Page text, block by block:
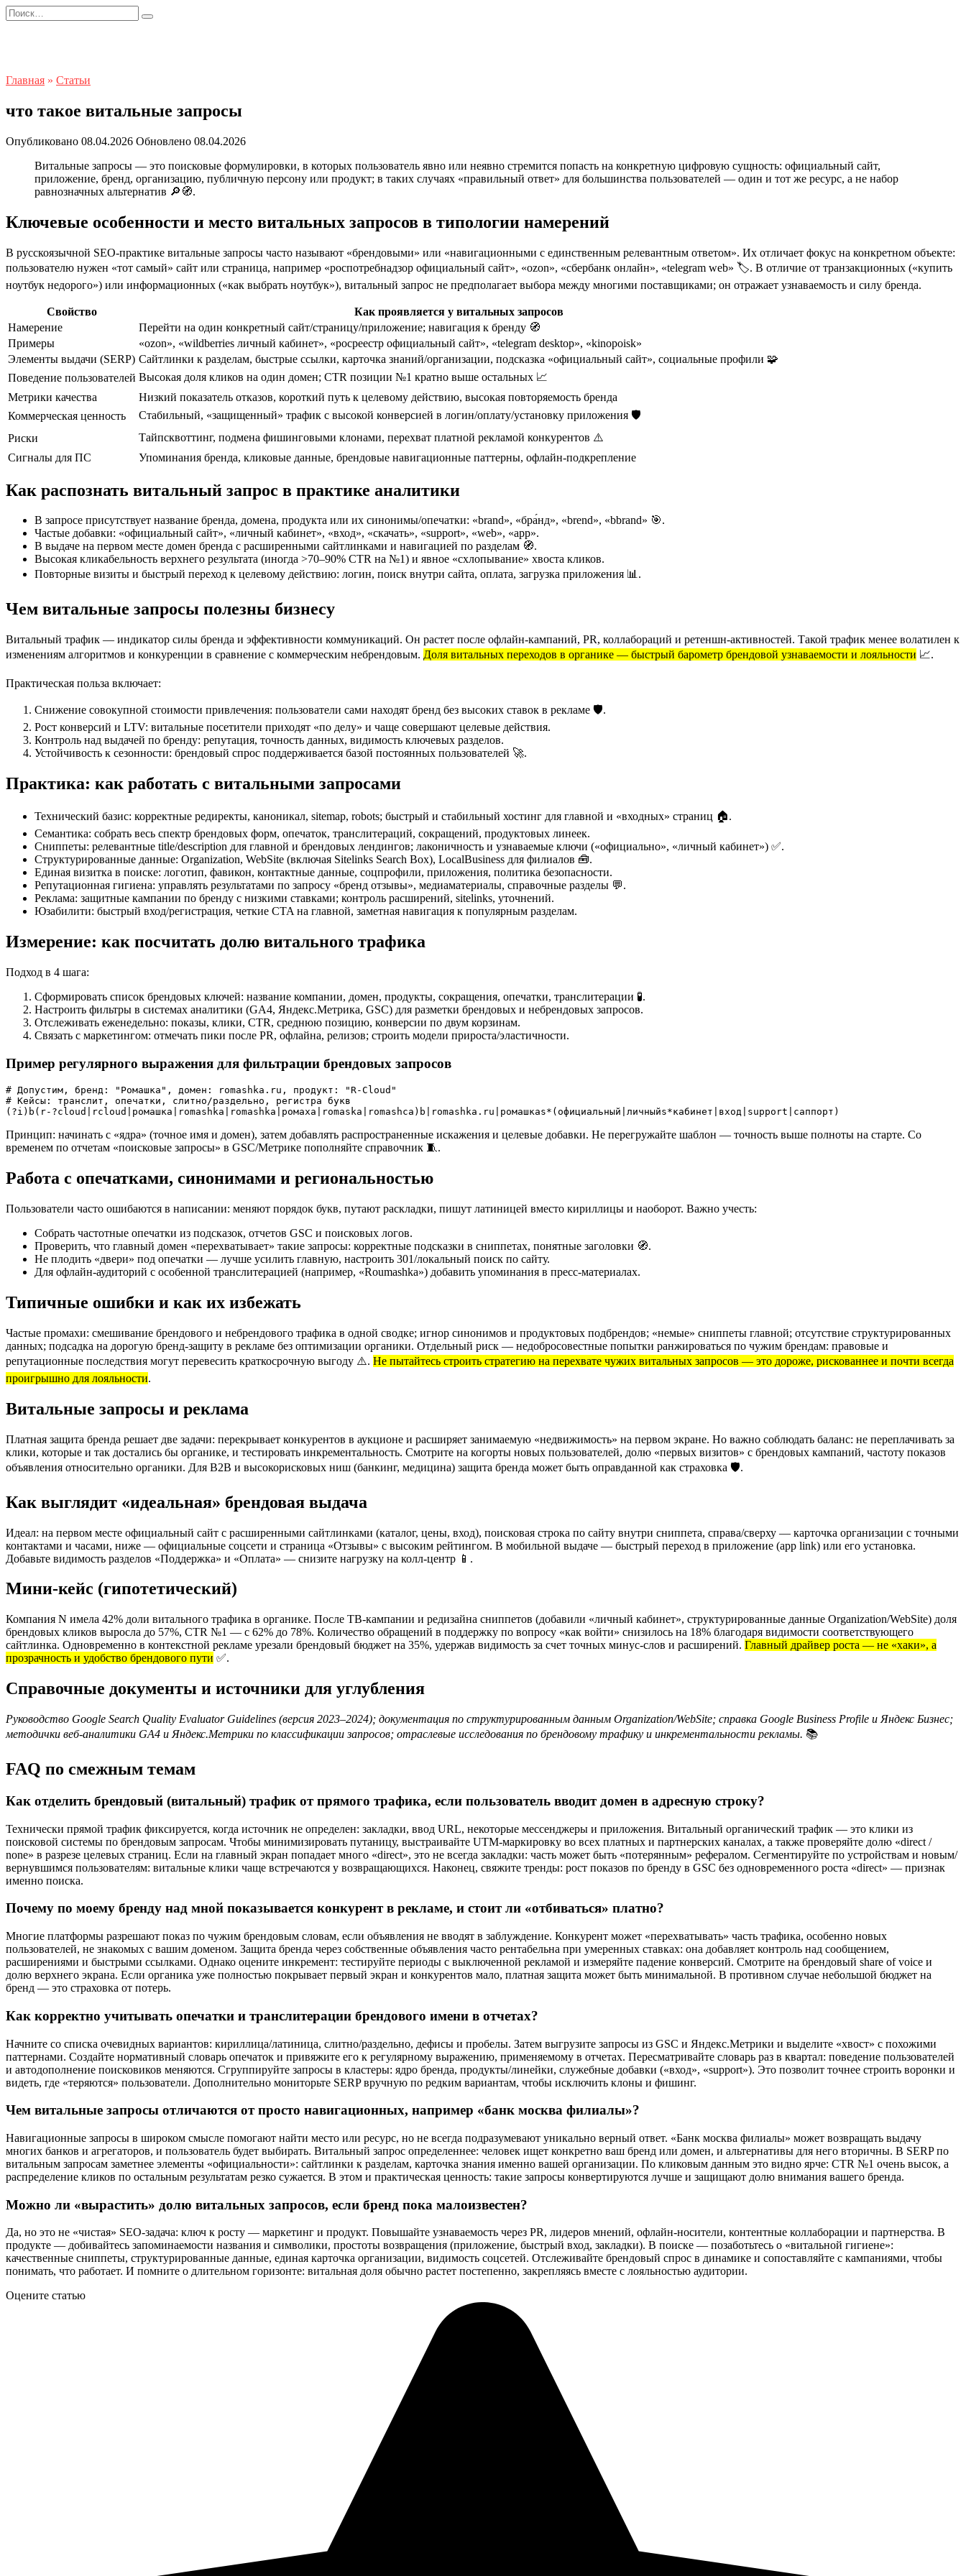
Перейти
к
Search
for:
Главная » Статьи
что такое витальные запросы
Опубликовано 08.04.2026 Обновлено 08.04.2026
Витальные запросы — это поисковые формулировки, в которых пользователь явно или неявно стремится попасть на конкретную цифровую сущность: официальный сайт,
приложение, бренд, организацию, публичную персону или продукт; в таких случаях «правильный ответ» для большинства пользователей — один и тот же ресурс, а не набор
равнозначных альтернатив 🔎🧭.
Ключевые особенности и место витальных запросов в типологии намерений
В русскоязычной SEO-практике витальные запросы часто называют «брендовыми» или «навигационными с единственным релевантным ответом». Их отличает фокус на конкретном объекте:
пользователю нужен «тот самый» сайт или страница, например «роспотребнадзор официальный сайт», «ozon», «сбербанк онлайн», «telegram web» 🏷️. В отличие от транзакционных («купить
ноутбук недорого») или информационных («как выбрать ноутбук»), витальный запрос не предполагает выбора между многими поставщиками; он отражает узнаваемость и силу бренда.
Свойство
Как проявляется у витальных запросов
Намерение
Перейти на один конкретный сайт/страницу/приложение; навигация к бренду 🧭
Примеры
«ozon», «wildberries личный кабинет», «росреестр официальный сайт», «telegram desktop», «kinopoisk»
Элементы выдачи (SERP) Сайтлинки к разделам, быстрые ссылки, карточка знаний/организации, подсказка «официальный сайт», социальные профили 🧩
Поведение пользователей Высокая доля кликов на один домен; CTR позиции №1 кратно выше остальных 📈
Метрики качества
Низкий показатель отказов, короткий путь к целевому действию, высокая повторяемость бренда
Коммерческая ценность
Стабильный, «защищенный» трафик с высокой конверсией в логин/оплату/установку приложения 🛡️
Риски
Тайпсквоттинг, подмена фишинговыми клонами, перехват платной рекламой конкурентов ⚠️
Сигналы для ПС
Упоминания бренда, кликовые данные, брендовые навигационные паттерны, офлайн-подкрепление
Как распознать витальный запрос в практике аналитики
В запросе присутствует название бренда, домена, продукта или их синонимы/опечатки: «brand», «бра́нд», «brend», «bbrand» 🎯.
Частые добавки: «официальный сайт», «личный кабинет», «вход», «скачать», «support», «web», «app».
В выдаче на первом месте домен бренда с расширенными сайтлинками и навигацией по разделам 🧭.
Высокая кликабельность верхнего результата (иногда >70–90% CTR на №1) и явное «схлопывание» хвоста кликов.
Повторные визиты и быстрый переход к целевому действию: логин, поиск внутри сайта, оплата, загрузка приложения 📊.
Чем витальные запросы полезны бизнесу
Витальный трафик — индикатор силы бренда и эффективности коммуникаций. Он растет после офлайн-кампаний, PR, коллабораций и ретеншн-активностей. Такой трафик менее волатилен к
изменениям алгоритмов и конкуренции в сравнение с коммерческим небрендовым. Доля витальных переходов в органике — быстрый барометр брендовой узнаваемости и лояльности 📈.
Практическая польза включает:
Снижение совокупной стоимости привлечения: пользователи сами находят бренд без высоких ставок в рекламе 🛡️.
Рост конверсий и LTV: витальные посетители приходят «по делу» и чаще совершают целевые действия.
Контроль над выдачей по бренду: репутация, точность данных, видимость ключевых разделов.
Устойчивость к сезонности: брендовый спрос поддерживается базой постоянных пользователей 🚀.
Практика: как работать с витальными запросами
Технический базис: корректные редиректы, каноникал, sitemap, robots; быстрый и стабильный хостинг для главной и «входных» страниц 🏠.
Семантика: собрать весь спектр брендовых форм, опечаток, транслитераций, сокращений, продуктовых линеек.
Сниппеты: релевантные title/description для главной и брендовых лендингов; лаконичность и узнаваемые ключи («официально», «личный кабинет») ✅.
Структурированные данные: Organization, WebSite (включая Sitelinks Search Box), LocalBusiness для филиалов 🧰.
Единая визитка в поиске: логотип, фавикон, контактные данные, соцпрофили, приложения, политика безопасности.
Репутационная гигиена: управлять результатами по запросу «бренд отзывы», медиаматериалы, справочные разделы 💬.
Реклама: защитные кампании по бренду с низкими ставками; контроль расширений, sitelinks, уточнений.
Юзабилити: быстрый вход/регистрация, четкие CTA на главной, заметная навигация к популярным разделам.
Измерение: как посчитать долю витального трафика
Подход в 4 шага:
Сформировать список брендовых ключей: название компании, домен, продукты, сокращения, опечатки, транслитерации 🧪.
Настроить фильтры в системах аналитики (GA4, Яндекс.Метрика, GSC) для разметки брендовых и небрендовых запросов.
Отслеживать еженедельно: показы, клики, CTR, среднюю позицию, конверсии по двум корзинам.
Связать с маркетингом: отмечать пики после PR, офлайна, релизов; строить модели прироста/эластичности.
Пример регулярного выражения для фильтрации брендовых запросов
# Допустим, бренд: "Ромашка", домен: romashka.ru, продукт: "R-Cloud"
# Кейсы: транслит, опечатки, слитно/раздельно, регистра букв
Принцип: начинать с «ядра» (точное имя и домен), затем добавлять распространенные искажения и целевые добавки. Не перегружайте шаблон — точность выше полноты на старте. Со
временем по отчетам «поисковые запросы» в GSC/Метрике пополняйте справочник 🧵.
Работа с опечатками, синонимами и региональностью
Пользователи часто ошибаются в написании: меняют порядок букв, путают раскладки, пишут латиницей вместо кириллицы и наоборот. Важно учесть:
Собрать частотные опечатки из подсказок, отчетов GSC и поисковых логов.
Проверить, что главный домен «перехватывает» такие запросы: корректные подсказки в сниппетах, понятные заголовки 🧭.
Не плодить «двери» под опечатки — лучше усилить главную, настроить 301/локальный поиск по сайту.
Для офлайн-аудиторий с особенной транслитерацией (например, «Roumashka») добавить упоминания в пресс-материалах.
Типичные ошибки и как их избежать
Частые промахи: смешивание брендового и небрендового трафика в одной сводке; игнор синонимов и продуктовых подбрендов; «немые» сниппеты главной; отсутствие структурированных
данных; подсадка на дорогую бренд-защиту в рекламе без оптимизации органики. Отдельный риск — недобросовестные попытки ранжироваться по чужим брендам: правовые и
репутационные последствия могут перевесить краткосрочную выгоду ⚠️. Не пытайтесь строить стратегию на перехвате чужих витальных запросов — это дороже, рискованнее и почти всегда
проигрышно для лояльности.
Витальные запросы и реклама
Платная защита бренда решает две задачи: перекрывает конкурентов в аукционе и расширяет занимаемую «недвижимость» на первом экране. Но важно соблюдать баланс: не переплачивать за
клики, которые и так достались бы органике, и тестировать инкрементальность. Смотрите на когорты новых пользователей, долю «первых визитов» с брендовых кампаний, частоту показов
объявления относительно органики. Для B2B и высокорисковых ниш (банкинг, медицина) защита бренда может быть оправданной как страховка 🛡️.
Как выглядит «идеальная» брендовая выдача
Идеал: на первом месте официальный сайт с расширенными сайтлинками (каталог, цены, вход), поисковая строка по сайту внутри сниппета, справа/сверху — карточка организации с точными
контактами и часами, ниже — официальные соцсети и страница «Отзывы» с высоким рейтингом. В мобильной выдаче — быстрый переход в приложение (app link) или его установка.
Добавьте видимость разделов «Поддержка» и «Оплата» — снизите нагрузку на колл-центр 📱.
Мини-кейс (гипотетический)
Компания N имела 42% доли витального трафика в органике. После ТВ-кампании и редизайна сниппетов (добавили «личный кабинет», структурированные данные Organization/WebSite) доля
брендовых кликов выросла до 57%, CTR №1 — с 62% до 78%. Количество обращений в поддержку по вопросу «как войти» снизилось на 18% благодаря видимости соответствующего
сайтлинка. Одновременно в контекстной рекламе урезали брендовый бюджет на 35%, удержав видимость за счет точных минус-слов и расширений. Главный драйвер роста — не «хаки», а
прозрачность и удобство брендового пути ✅.
Справочные документы и источники для углубления
Руководство Google Search Quality Evaluator Guidelines (версия 2023–2024); документация по структурированным данным Organization/WebSite; справка Google Business Profile и Яндекс Бизнес;
методички веб-аналитики GA4 и Яндекс.Метрики по классификации запросов; отраслевые исследования по брендовому трафику и инкрементальности рекламы. 📚
FAQ по смежным темам
Как отделить брендовый (витальный) трафик от прямого трафика, если пользователь вводит домен в адресную строку?
Технически прямой трафик фиксируется, когда источник не определен: закладки, ввод URL, некоторые мессенджеры и приложения. Витальный органический трафик — это клики из
поисковой системы по брендовым запросам. Чтобы минимизировать путаницу, выстраивайте UTM-маркировку во всех платных и партнерских каналах, а также проверяйте долю «direct /
none» в разрезе целевых страниц. Если на главный экран попадает много «direct», это не всегда закладки: часть может быть «потерянным» рефералом. Сегментируйте по устройствам и новым/
вернувшимся пользователям: витальные клики чаще встречаются у возвращающихся. Наконец, свяжите тренды: рост показов по бренду в GSC без одновременного роста «direct» — признак
именно поиска.
Почему по моему бренду над мной показывается конкурент в рекламе, и стоит ли «отбиваться» платно?
Многие платформы разрешают показ по чужим брендовым словам, если объявления не вводят в заблуждение. Конкурент может «перехватывать» часть трафика, особенно новых
пользователей, не знакомых с вашим доменом. Защита бренда через собственные объявления часто рентабельна при умеренных ставках: она добавляет контроль над сообщением,
расширениями и быстрыми ссылками. Однако оцените инкремент: тестируйте периоды с выключенной рекламой и измеряйте падение конверсий. Смотрите на брендовый share of voice и
долю верхнего экрана. Если органика уже полностью покрывает первый экран и конкурентов мало, платная защита может быть минимальной. В противном случае небольшой бюджет на
бренд — это страховка от потерь.
Как корректно учитывать опечатки и транслитерации брендового имени в отчетах?
Начните со списка очевидных вариантов: кириллица/латиница, слитно/раздельно, дефисы и пробелы. Затем выгрузите запросы из GSC и Яндекс.Метрики и выделите «хвост» с похожими
паттернами. Создайте нормативный словарь опечаток и привяжите его к регулярному выражению, применяемому в отчетах. Пересматривайте словарь раз в квартал: поведение пользователей
и автодополнение поисковиков меняются. Сгруппируйте запросы в кластеры: ядро бренда, продукты/линейки, служебные добавки («вход», «support»). Это позволит точнее строить воронки и
видеть, где «теряются» пользователи. Дополнительно мониторьте SERP вручную по редким вариантам, чтобы исключить клоны и фишинг.
Чем витальные запросы отличаются от просто навигационных, например «банк москва филиалы»?
Навигационные запросы в широком смысле помогают найти место или ресурс, но не всегда подразумевают уникально верный ответ. «Банк москва филиалы» может возвращать выдачу
многих банков и агрегаторов, и пользователь будет выбирать. Витальный запрос определеннее: человек ищет конкретно ваш бренд или домен, и альтернативы для него вторичны. В SERP по
витальным запросам заметнее элементы «официальности»: сайтлинки к разделам, карточка знания именно вашей организации. По кликовым данным это видно ярче: CTR №1 очень высок, а
распределение кликов по остальным результатам резко сужается. В этом и практическая ценность: такие запросы конвертируются лучше и защищают долю внимания вашего бренда.
Можно ли «вырастить» долю витальных запросов, если бренд пока малоизвестен?
Да, но это не «чистая» SEO-задача: ключ к росту — маркетинг и продукт. Повышайте узнаваемость через PR, лидеров мнений, офлайн-носители, контентные коллаборации и партнерства. В
продукте — добивайтесь запоминаемости названия и символики, простоты возвращения (приложение, быстрый вход, закладки). В поиске — позаботьтесь о «витальной гигиене»:
качественные сниппеты, структурированные данные, единая карточка организации, видимость соцсетей. Отслеживайте брендовый спрос в динамике и сопоставляйте с кампаниями, чтобы
понимать, что работает. И помните о длительном горизонте: витальная доля обычно растет постепенно, закрепляясь вместе с лояльностью аудитории.
Оцените статью